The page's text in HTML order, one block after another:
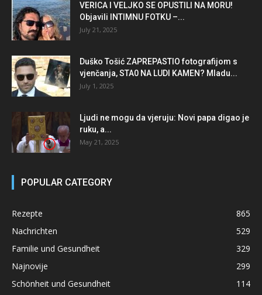
VERICA I VELJKO SE OPUSTILI NA MORU!
Objavili INTIMNU FOTKU –...
July 21, 2025
Duško Tošić ZAPREPASTIO fotografijom s
vjenčanja, STA0 NA LUDI KAMEN? Mladu...
July 1, 2025
Ljudi ne mogu da vjeruju: Novi papa digao je
ruku, a...
May 21, 2025
POPULAR CATEGORY
Rezepte
865
Nachrichten
529
Familie und Gesundheit
329
Najnovije
299
Schönheit und Gesundheit
114